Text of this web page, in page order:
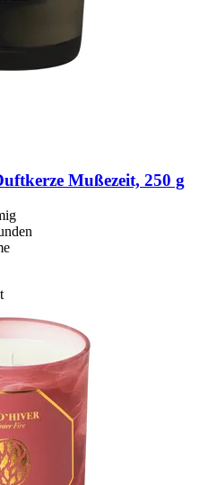
Mußezeit, 250 g